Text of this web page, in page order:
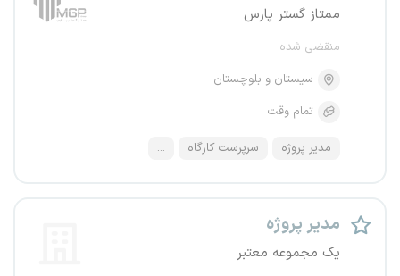
ممتاز گستر پارس
منقضی شده
سیستان و بلوچستان
تمام وقت
مدیر پروژه سرپرست کارگاه ...
مدیر پروژه
یک مجموعه معتبر